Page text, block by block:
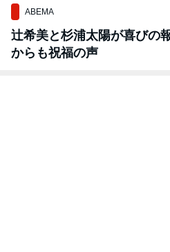
ABEMA
辻希美と杉浦太陽が喜びの
からも祝福の声